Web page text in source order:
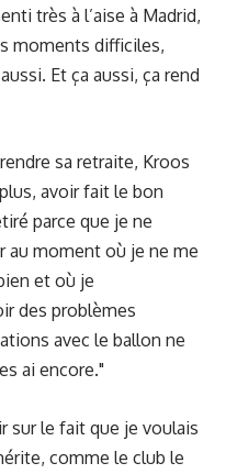
très à l’aise à Madrid,
moments difficiles,
Et ça aussi, ça rend
sa retraite, Kroos
avoir fait le bon
parce que je ne
au moment où je ne me
et où je
des problèmes
avec le ballon ne
ai encore."
sur le fait que je voulais
comme le club le